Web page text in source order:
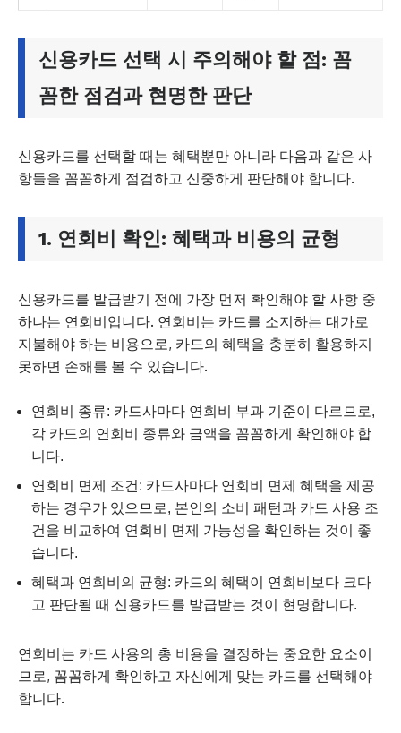
신용카드 선택 시 주의해야 할 점: 꼼
꼼한 점검과 현명한 판단
신용카드를 선택할 때는 혜택뿐만 아니라 다음과 같은 사
항들을 꼼꼼하게 점검하고 신중하게 판단해야 합니다.
1. 연회비 확인: 혜택과 비용의 균형
신용카드를 발급받기 전에 가장 먼저 확인해야 할 사항 중
하나는 연회비입니다. 연회비는 카드를 소지하는 대가로
지불해야 하는 비용으로, 카드의 혜택을 충분히 활용하지
못하면 손해를 볼 수 있습니다.
연회비 종류: 카드사마다 연회비 부과 기준이 다르므로,
각 카드의 연회비 종류와 금액을 꼼꼼하게 확인해야 합
니다.
연회비 면제 조건: 카드사마다 연회비 면제 혜택을 제공
하는 경우가 있으므로, 본인의 소비 패턴과 카드 사용 조
건을 비교하여 연회비 면제 가능성을 확인하는 것이 좋
습니다.
혜택과 연회비의 균형: 카드의 혜택이 연회비보다 크다
고 판단될 때 신용카드를 발급받는 것이 현명합니다.
연회비는 카드 사용의 총 비용을 결정하는 중요한 요소이
므로, 꼼꼼하게 확인하고 자신에게 맞는 카드를 선택해야
합니다.